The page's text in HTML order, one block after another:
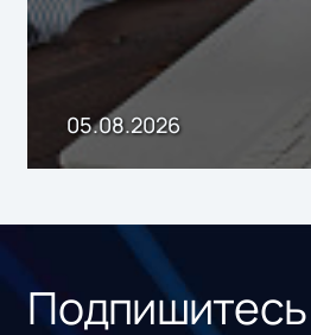
хранения
05.08.2026